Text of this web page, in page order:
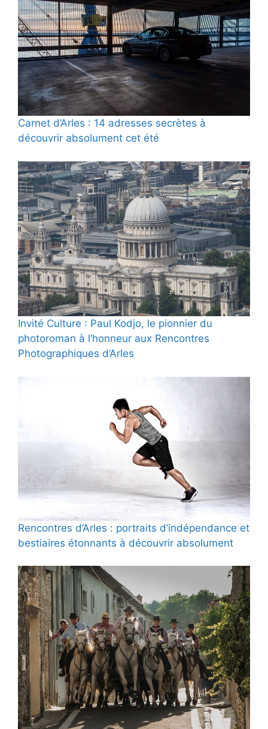
Carnet d’Arles : 14 adresses secrètes à
découvrir absolument cet été
Invité Culture : Paul Kodjo, le pionnier du
photoroman à l’honneur aux Rencontres
Photographiques d’Arles
Rencontres d’Arles : portraits d’indépendance et
bestiaires étonnants à découvrir absolument